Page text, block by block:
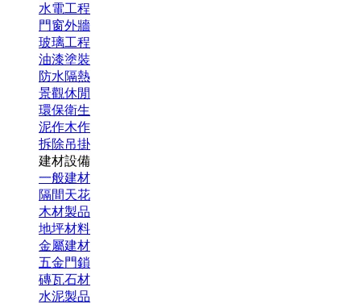
水電工程
門窗外牆
玻璃工程
油漆塗裝
防水隔熱
景觀休閒
環保衛生
泥作木作
拆除吊掛
建材設備
一般建材
隔間天花
木材製品
地坪材料
金屬建材
五金門鎖
磚瓦石材
水泥製品